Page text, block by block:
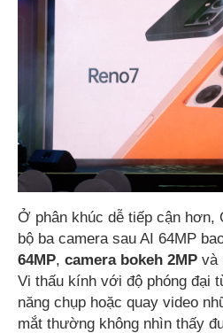
Ở phân khúc dễ tiếp cận hơn,
bộ ba camera sau AI 64MP
64MP, camera bokeh 2MP và
Vi thấu kính với độ phóng đại
năng chụp hoặc quay video
mắt thường không nhìn thấy